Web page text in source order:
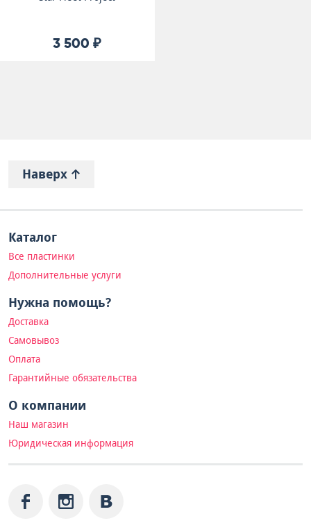
3 500 ₽
Наверх
Каталог
Все пластинки
Дополнительные услуги
Нужна помощь?
Доставка
Самовывоз
Оплата
Гарантийные обязательства
О компании
Наш магазин
Юридическая информация